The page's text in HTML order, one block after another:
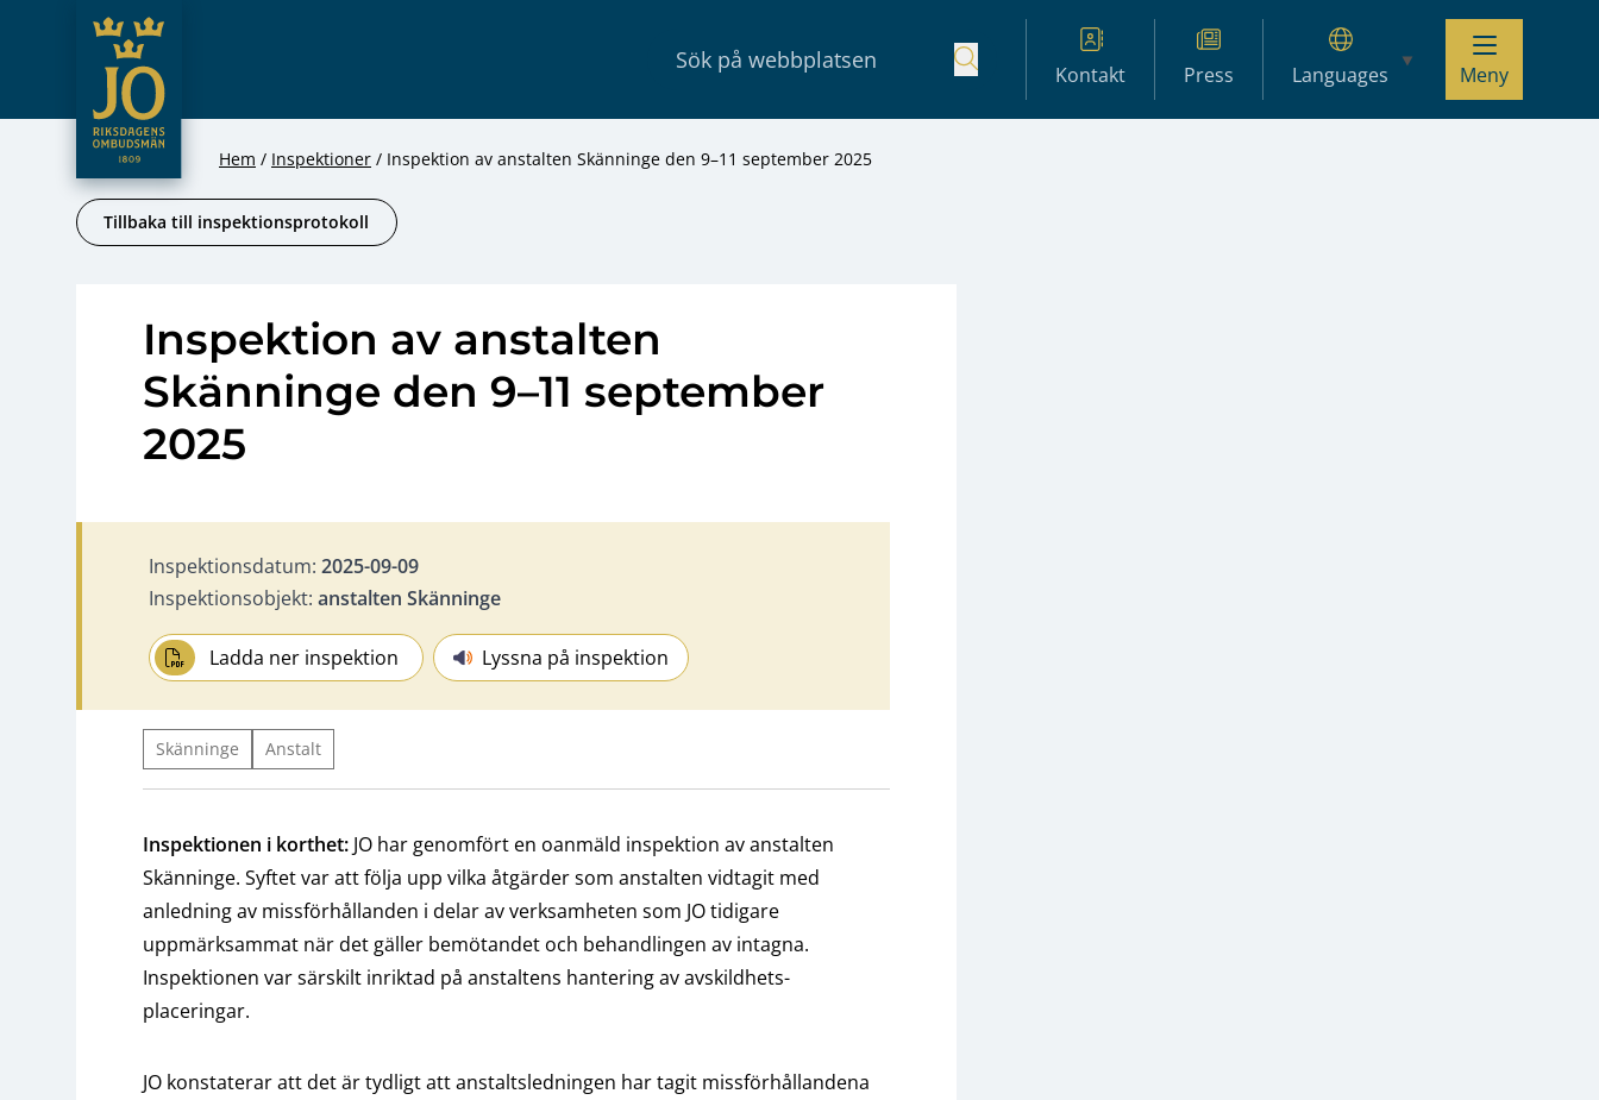
Hoppa till innehåll
JO – Riksdagens Ombudsmän
Kontakt Press Languages Meny
Hem Inspektioner Inspektion av anstalten Skänninge den 9–11 september 2025
Tillbaka till inspektionsprotokoll
Inspektion av anstalten
Skänninge den 9–11 september
2025
Inspektionsdatum: 2025-09-09
Inspektionsobjekt: anstalten Skänninge
Ladda ner inspektion Lyssna på inspektion
Skänninge Anstalt
Inspektionen i korthet: JO har genomfört en oanmäld inspektion av anstalten
Skänninge. Syftet var att följa upp vilka åtgärder som anstalten vidtagit med
anledning av missförhållanden i delar av verksamheten som JO tidigare
uppmärksammat när det gäller bemötandet och behandlingen av intagna.
Inspektionen var särskilt inriktad på anstaltens hantering av avskildhets­
placeringar.
JO konstaterar att det är tydligt att anstaltsledningen har tagit missförhållandena